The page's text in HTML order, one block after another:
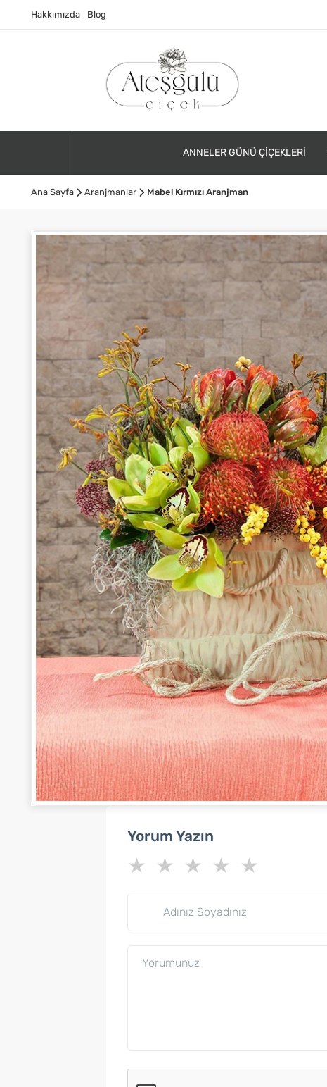
Hakkımızda Blog
ANNELER GÜNÜ ÇIÇEKLERI
Ana Sayfa Aranjmanlar Mabel Kırmızı Aranjman
Yorum Yazın